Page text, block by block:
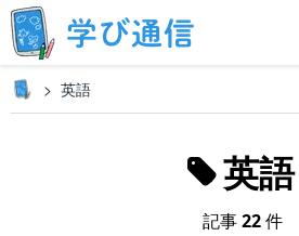
英語
英語
記事22件